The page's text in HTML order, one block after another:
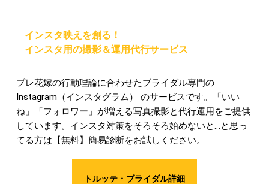
インスタ映えを創る！
インスタ用の撮影＆運用代行サービス
プレ花嫁の行動理論に合わせたブライダル専門の
Instagram（インスタグラム） のサービスです。「いい
ね」「フォロワー」が増える写真撮影と代行運用をご提供
しています。インスタ対策をそろそろ始めないと…と思っ
てる方は【無料】簡易診断をお試しください。
トルッテ・ブライダル詳細